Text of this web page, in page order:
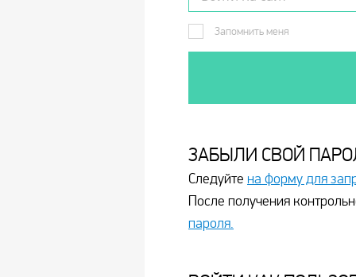
Запомнить меня
ЗАБЫЛИ СВОЙ
Следуйте на форму для
После получения
пароля.